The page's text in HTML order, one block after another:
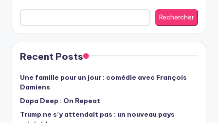
Rechercher
Recent Posts
Une famille pour un jour : comédie avec François
Damiens
Dapa Deep : On Repeat
Trump ne s’y attendait pas : un nouveau pays